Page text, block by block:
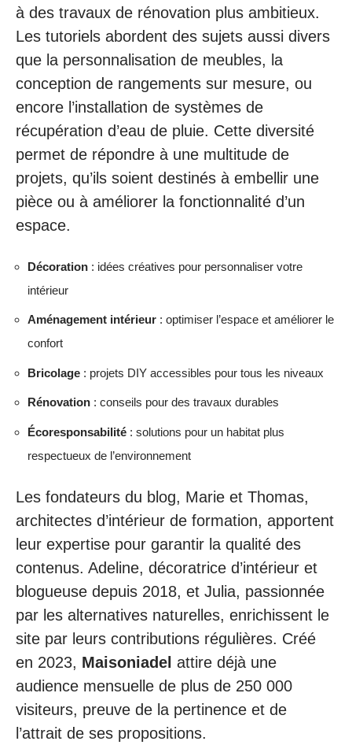
à des travaux de rénovation plus ambitieux.
Les tutoriels abordent des sujets aussi divers
que la personnalisation de meubles, la
conception de rangements sur mesure, ou
encore l’installation de systèmes de
récupération d’eau de pluie. Cette diversité
permet de répondre à une multitude de
projets, qu’ils soient destinés à embellir une
pièce ou à améliorer la fonctionnalité d’un
espace.
Décoration : idées créatives pour personnaliser votre
intérieur
Aménagement intérieur : optimiser l’espace et améliorer le
confort
Bricolage : projets DIY accessibles pour tous les niveaux
Rénovation : conseils pour des travaux durables
Écoresponsabilité : solutions pour un habitat plus
respectueux de l’environnement
Les fondateurs du blog, Marie et Thomas,
architectes d’intérieur de formation, apportent
leur expertise pour garantir la qualité des
contenus. Adeline, décoratrice d’intérieur et
blogueuse depuis 2018, et Julia, passionnée
par les alternatives naturelles, enrichissent le
site par leurs contributions régulières. Créé
en 2023, Maisoniadel attire déjà une
audience mensuelle de plus de 250 000
visiteurs, preuve de la pertinence et de
l’attrait de ses propositions.